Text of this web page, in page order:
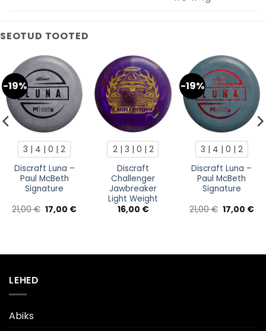
SEOTUD TOOTED
-19%
3 | 4 | 0 | 2
Discraft Luna –
Paul McBeth
Signature
21,00€ Algne
hind
17,00 €Current
2 | 3 | 0 | 2
Discraft
Challenger
Jawbreaker
Light Weight
16,00 €
-19%
3 | 4 | 0 | 2
Discraft Luna –
Paul McBeth
Signature
21,00€ Algne
hind
17,00 €
LEHED
Abiks